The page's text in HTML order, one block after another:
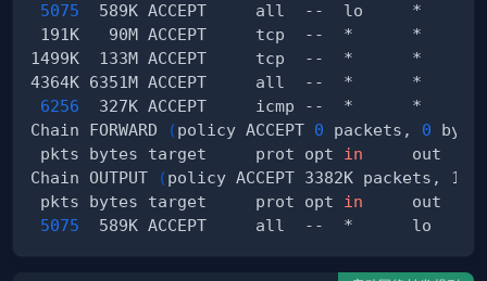
5075
589K ACCEPT     all  --  lo
191K   90M ACCEPT     tcp  --  *
1499K  133M ACCEPT     tcp  --  *
4364K 6351M ACCEPT     all  --  *
6256
327K ACCEPT     icmp --  *
Chain FORWARD
(policy ACCEPT 0 packets, 0
pkts bytes target     prot opt in
Chain OUTPUT
(policy ACCEPT 3382K packets,
pkts bytes target     prot opt in
5075
589K ACCEPT     all  --  *